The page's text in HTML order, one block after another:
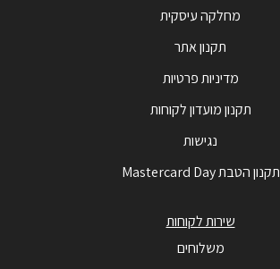
מחלקה עיסקית
תקנון אתר
מדיניות פרטיות
תקנון מועדון לקוחות
נגישות
תקנון הטבת Mastercard Day
שירות לקוחות
משלוחים